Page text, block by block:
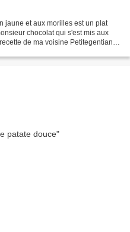
jaune et aux morilles est un plat
chocolat qui s'est mis aux
de ma voisine Petitegentiane,